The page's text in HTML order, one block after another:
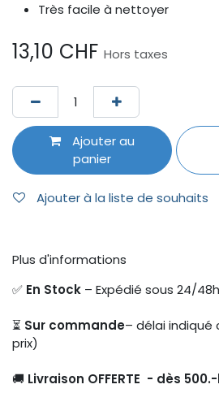
Très facile à nettoyer
13,10 CHF Hors taxes
Ajouter au
panier
Ajouter à la liste de souhaits
Plus d'informations
✅ En Stock – Expédié sous 24/48h
⏳ Sur commande– délai indiqué
prix)
🚚 Livraison OFFERTE - dès